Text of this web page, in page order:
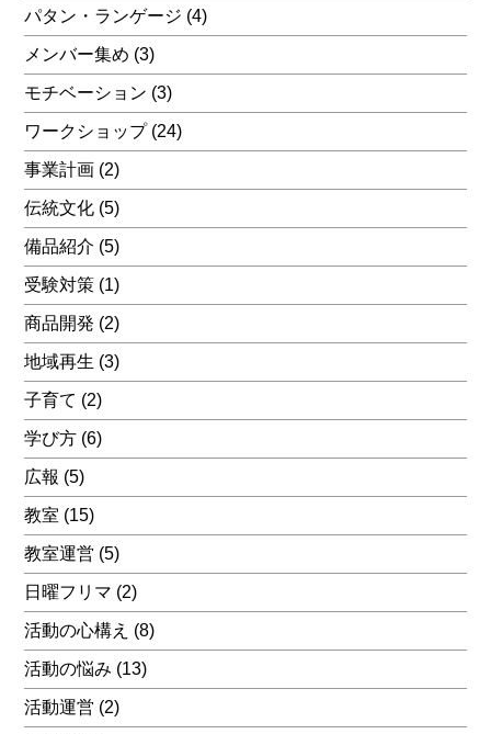
パタン・ランゲージ (4)
メンバー集め (3)
モチベーション (3)
ワークショップ(24)
事業計画 (2)
伝統文化 (5)
備品紹介 (5)
受験対策 (1)
商品開発 (2)
地域再生 (3)
子育て (2)
学び方 (6)
広報 (5)
教室 (15)
教室運営 (5)
日曜フリマ (2)
活動の心構え (8)
活動の悩み (13)
活動運営 (2)